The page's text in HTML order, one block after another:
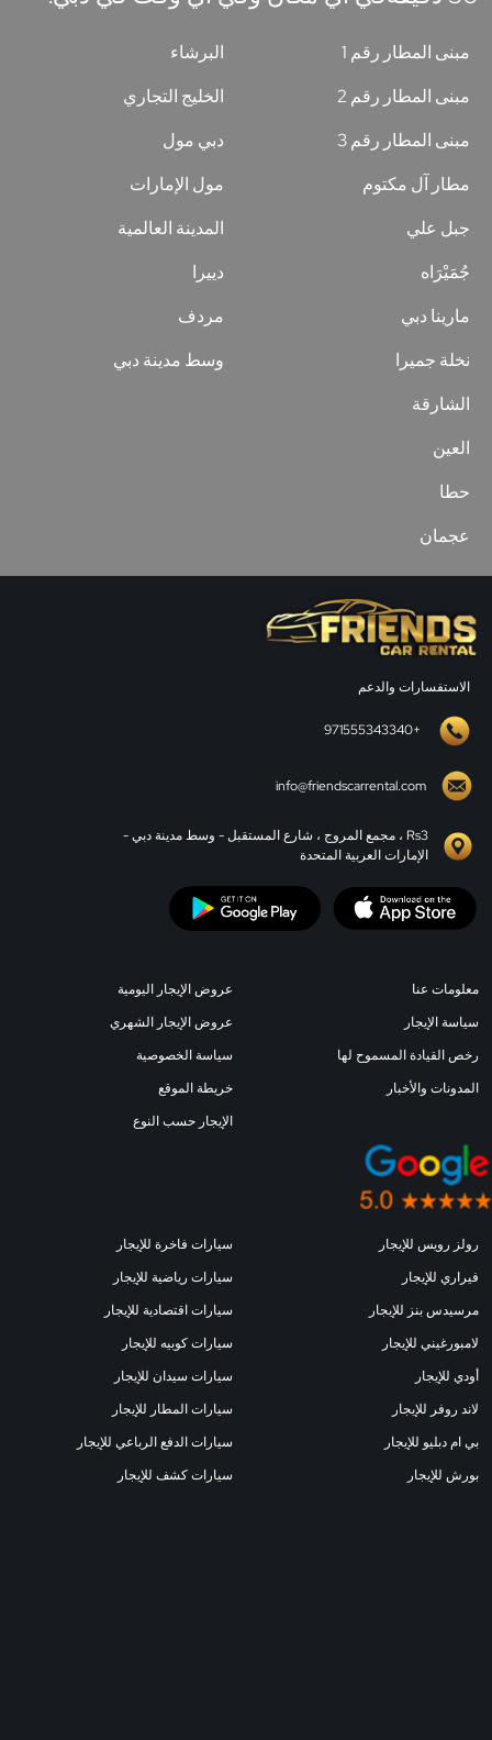
مبنى المطار رقم 1
مبنى المطار رقم 2
مبنى المطار رقم 3
مطار آل مكتوم
البرشاء
الخليج التجاري
دبي مول
مول الإمارات
جبل علي
جُمَيْرَاه
مارينا دبي
نخلة جميرا
المدينة العالمية
دييرا
مردف
وسط مدينة دبي
الشارقة
العين
حطا
عجمان
الاستفسارات والدعم
+971555343340
info@friendscarrental.com
Rs3 ، مجمع المروج ، شارع المستقبل - وسط مدينة دبي -
الإمارات العربية المتحدة
معلومات عنا
سياسة الإيجار
رخص القيادة المسموح لها
المدونات والأخبار
عروض الإيجار اليومية
عروض الإيجار الشهري
سياسة الخصوصية
خريطة الموقع
الإيجار حسب النوع
رولز رويس للإيجار
فيراري للإيجار
مرسيدس بنز للإيجار
لامبورغيني للإيجار
أودي للإيجار
لاند روفر للإيجار
بي ام دبليو للإيجار
بورش للإيجار
سيارات فاخرة للإيجار
سيارات رياضية للإيجار
سيارات اقتصادية للإيجار
سيارات كوبيه للإيجار
سيارات سيدان للإيجار
سيارات المطار للإيجار
سيارات الدفع الرباعي للإيجار
سيارات كشف للإيجار